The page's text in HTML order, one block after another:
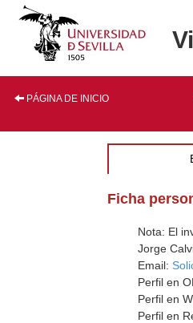
PÁGINA DE INICIO
Ficha
Nota: El
Jorge
Email:
Perfil en
Perfil en
Perfil en